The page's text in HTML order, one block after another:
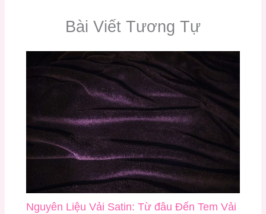
Bài Viết Tương Tự
Nguyên Liệu Vải Satin: Từ đâu Đến Tem Vải